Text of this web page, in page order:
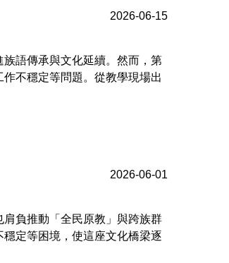
2026-06-15
語傳承與文化延續。然而，第
不穩定等問題。從教學現場出
2026-06-01
負推動「全民原教」與跨族群
定等困境，使這座文化橋梁逐